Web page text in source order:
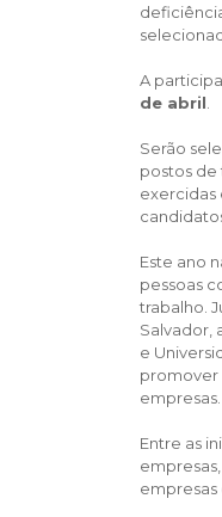
A
de abril
Serão
postos de
exercidas
Este ano
pessoas
trabalho.
Salvador,
e
promover
empresas.
Entre as